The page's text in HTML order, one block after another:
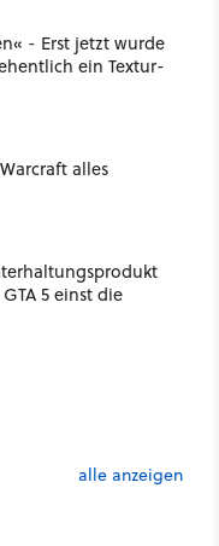
- Erst jetzt wurde
ein Textur-
alles
5 einst die
alle anzeigen